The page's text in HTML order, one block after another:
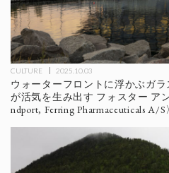
CULTURE 2025.10.03
ウォーターフロントに浮かぶガ
が活気を生み出す フォスター ア
ndport, Ferring Pharmaceuticals A/S